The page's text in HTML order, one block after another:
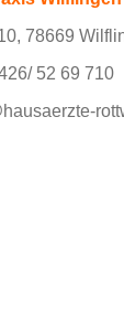
78669
52 69 710